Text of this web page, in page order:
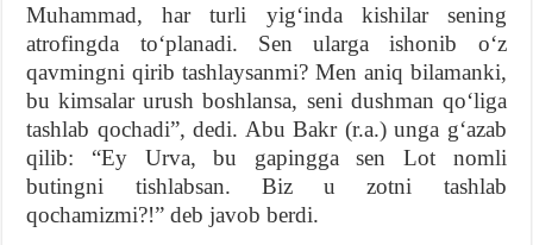
Muhammad, har turli yig‘inda kishilar sening
atrofingda to‘planadi. Sen ularga ishonib o‘z
qavmingni qirib tashlaysanmi? Men aniq bilamanki,
bu kimsalar urush boshlansa, seni dushman qo‘liga
tashlab qochadi”, dedi. Abu Bakr (r.a.) unga g‘azab
qilib: “Ey Urva, bu gapingga sen Lot nomli
butingni tishlabsan. Biz u zotni tashlab
qochamizmi?!” deb javob berdi.